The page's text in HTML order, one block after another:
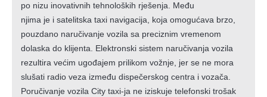
po nizu inovativnih tehnoloških rješenja. Među
njima je i satelitska taxi navigacija, koja omogućava brzo,
pouzdano naručivanje vozila sa preciznim vremenom
dolaska do klijenta. Elektronski sistem naručivanja vozila
rezultira većim ugođajem prilikom vožnje, jer se ne mora
slušati radio veza između dispečerskog centra i vozača.
Poručivanje vozila City taxi-ja ne iziskuje telefonski trošak